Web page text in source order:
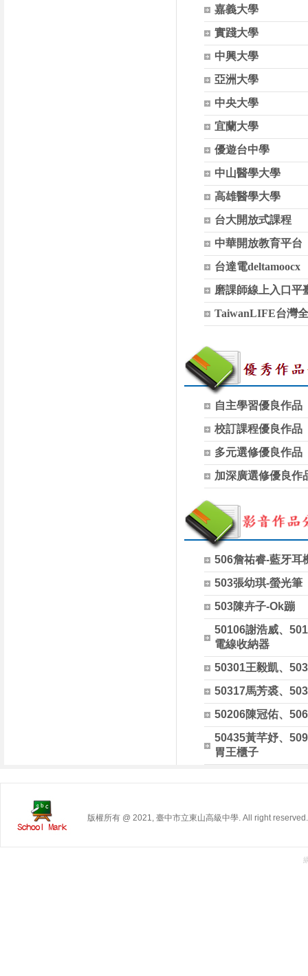
嘉義大學
實踐大學
中興大學
亞洲大學
中央大學
宜蘭大學
優遊台中學
中山醫學大學
高雄醫學大學
台大開放式課程
中華開放教育平台
台達電deltamoocx
磨課師線上入口平
TaiwanLIFE台灣
自主學習優良作品
校訂課程優良作品
多元選修優良作品
加深廣選修優良作
506詹祐睿-藍牙耳
503張幼琪-螢光筆
503陳卉子-Ok蹦
50106謝浩威、
電線收納器
50301王毅凱、
50317馬芳裘、
50206陳冠佑、
50435黃芊妤、
胃王櫃子
版權所有 @ 2021, 臺中市立東山高級中學. All right reserved.